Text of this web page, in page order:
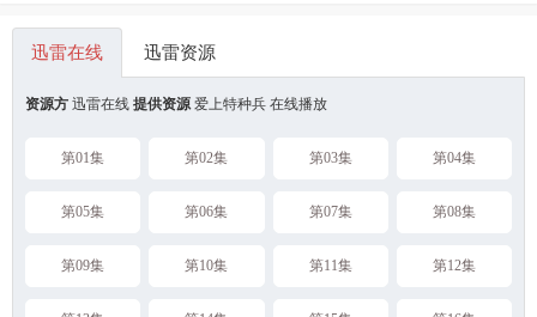
迅雷在线 迅雷资源
资源方 迅雷在线 提供资源爱上特种兵 在线播放
第01集 第02集 第03集 第04集
第05集 第06集 第07集 第08集
第09集 第10集 第11集 第12集